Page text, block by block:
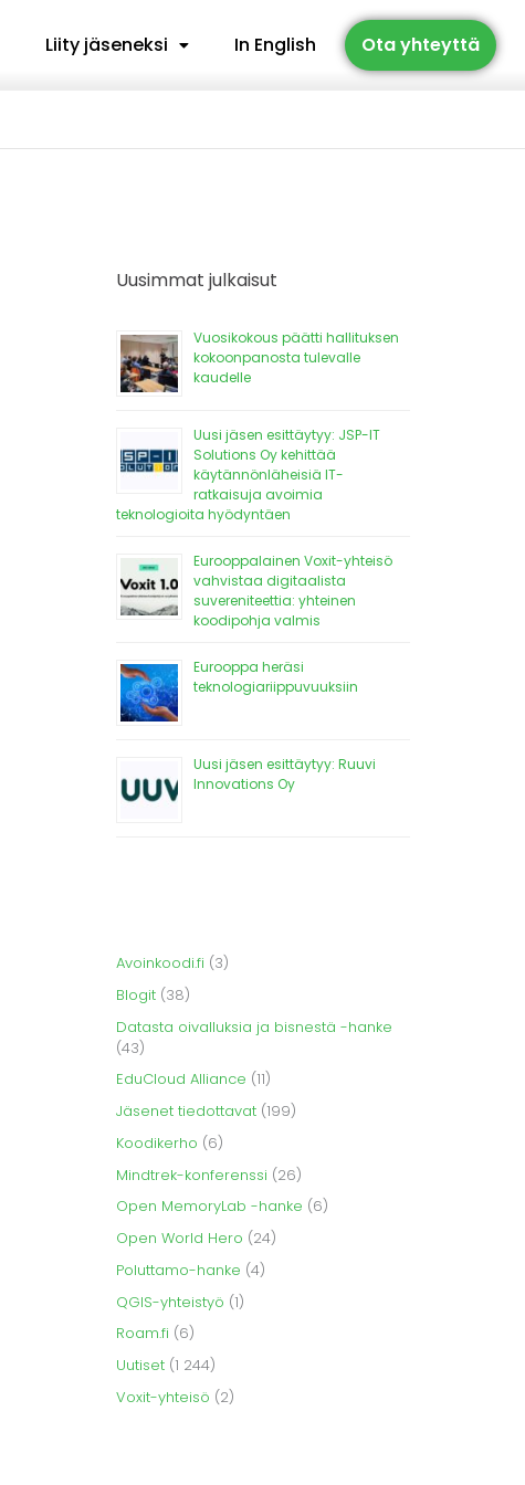
Liity jäseneksi In English Ota yhteyttä
Uusimmat julkaisut
Vuosikokous päätti hallituksen
kokoonpanosta tulevalle
kaudelle
Uusi jäsen esittäytyy: JSP-IT
Solutions Oy kehittää
käytännönläheisiä IT-
ratkaisuja avoimia
teknologioita hyödyntäen
Eurooppalainen Voxit-yhteisö
vahvistaa digitaalista
suvereniteettia: yhteinen
koodipohja valmis
Eurooppa heräsi
teknologiariippuvuuksiin
Uusi jäsen esittäytyy: Ruuvi
Innovations Oy
Avoinkoodi.fi (3)
Blogit (38)
Datasta oivalluksia ja bisnestä -hanke
(43)
EduCloud Alliance (11)
Jäsenet tiedottavat (199)
Koodikerho (6)
Mindtrek-konferenssi (26)
Open MemoryLab -hanke (6)
Open World Hero (24)
Poluttamo-hanke (4)
QGIS-yhteistyö (1)
Roam.fi (6)
Uutiset (1 244)
Voxit-yhteisö (2)